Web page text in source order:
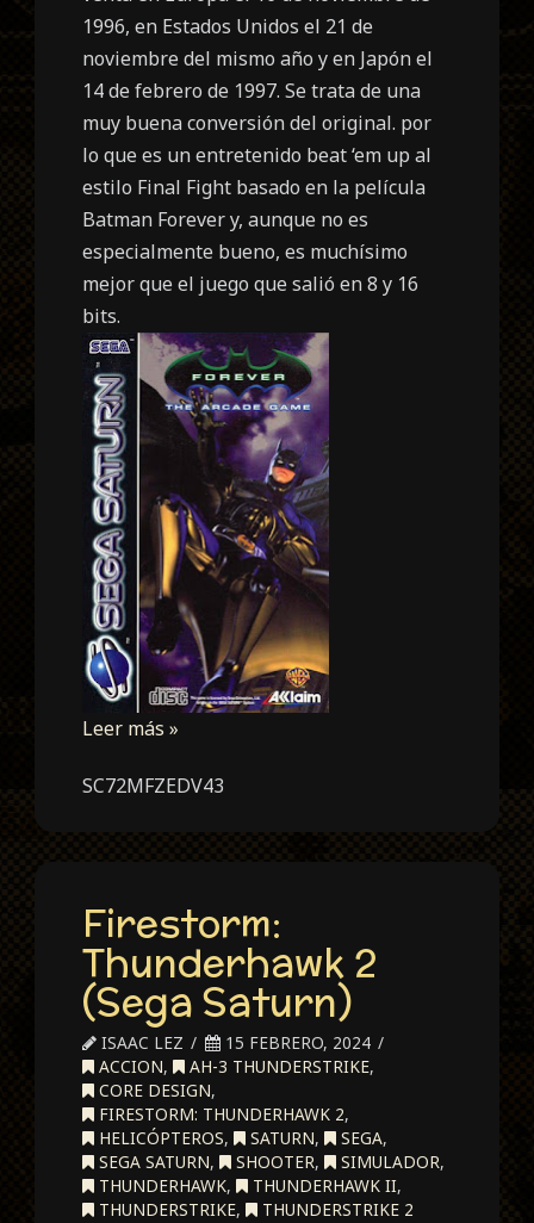
1996, en Estados Unidos el 21 de
noviembre del mismo año y en Japón el
14 de febrero de 1997. Se trata de una
muy buena conversión del original. por
lo que es un entretenido beat ‘em up al
estilo Final Fight basado en la película
Batman Forever y, aunque no es
especialmente bueno, es muchísimo
mejor que el juego que salió en 8 y 16
bits.
Leer más »
SC72MFZEDV43
Firestorm:
Thunderhawk 2
(Sega Saturn)
ISAAC LEZ
15 FEBRERO, 2024
ACCION, AH-3 THUNDERSTRIKE,
CORE DESIGN,
FIRESTORM: THUNDERHAWK 2,
HELICÓPTEROS, SATURN, SEGA,
SEGA SATURN, SHOOTER, SIMULADOR,
THUNDERHAWK, THUNDERHAWK II,
THUNDERSTRIKE, THUNDERSTRIKE 2